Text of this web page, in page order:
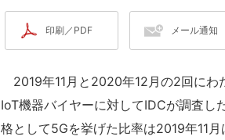
印刷／PDF メール通知
2019年11月と2020年12月の2回にわ
IoT機器バイヤーに対してIDCが調査し
格として5Gを挙げた比率は2019年11